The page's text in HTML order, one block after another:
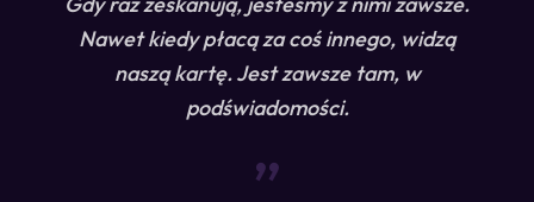
Nawet kiedy płacą za coś innego, widzą
naszą kartę. Jest zawsze tam, w
podświadomości.
“